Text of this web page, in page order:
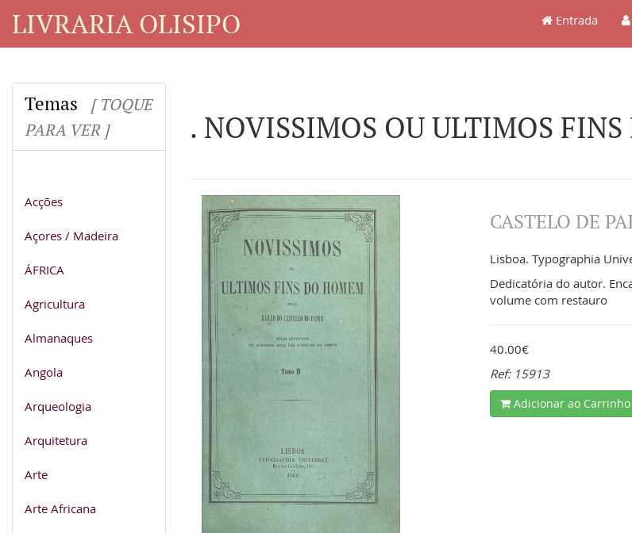
LIVRARIA OLISIPO Entrada
Temas
[ TOQUE
PARA VER ]
Acções
Açores / Madeira
ÁFRICA
Agricultura
Almanaques
Angola
Arqueologia
Arquitetura
Arte
Arte Africana
. NOVISSIMOS OU ULTIMOS
CASTELO DE
Lisboa. Typographia
Dedicatória do autor.
volume com restauro
40.00€
Ref: 15913
Adicionar ao Carrinho